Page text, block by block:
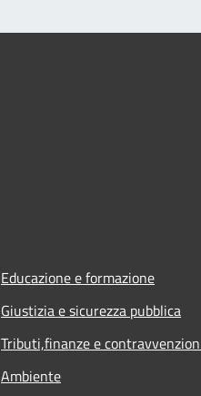
Educazione e formazione
Giustizia e sicurezza pubblica
Tributi,finanze e
Ambiente